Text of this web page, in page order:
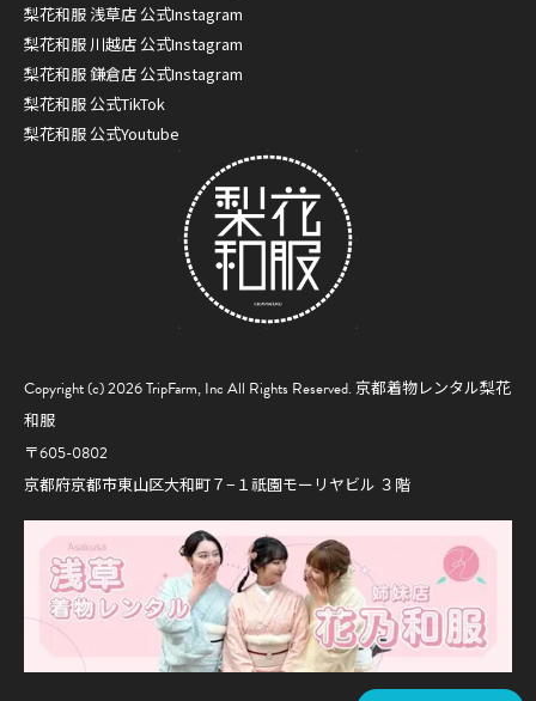
Copyright (c) 2026 TripFarm, Inc All Rights Reserved. 京都着物レンタル梨花
和服
〒605-0802
京都府京都市東山区大和町７−１祇園モーリヤビル ３階
梨花和服 浅草店 公式Instagram
梨花和服 川越店 公式Instagram
梨花和服 鎌倉店 公式Instagram
梨花和服 公式TikTok
梨花和服 公式Youtube